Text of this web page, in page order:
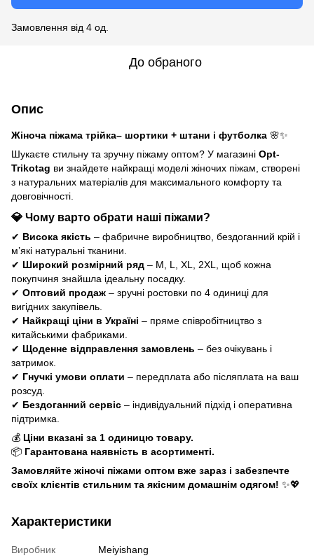
Замовлення від 4 од.
До обраного
Опис
Жіноча піжама трійка– шортики + штани і футболка 🌸✨
Шукаєте стильну та зручну піжаму оптом? У магазині Opt-
Trikotag ви знайдете найкращі моделі жіночих піжам, створені
з натуральних матеріалів для максимального комфорту та
довговічності.
💎 Чому варто обрати наші піжами?
✔ Висока якість – фабричне виробництво, бездоганний крій і
м’які натуральні тканини.
✔ Широкий розмірний ряд – M, L, XL, 2XL, щоб кожна
покупчиня знайшла ідеальну посадку.
✔ Оптовий продаж – зручні ростовки по 4 одиниці для
вигідних закупівель.
✔ Найкращі ціни в Україні – пряме співробітництво з
китайськими фабриками.
✔ Щоденне відправлення замовлень – без очікувань і
затримок.
✔ Гнучкі умови оплати – передплата або післяплата на ваш
розсуд.
✔ Бездоганний сервіс – індивідуальний підхід і оперативна
підтримка.
💰 Ціни вказані за 1 одиницю товару.
📦 Гарантована наявність в асортименті.
Замовляйте жіночі піжами оптом вже зараз і забезпечте
своїх клієнтів стильним та якісним домашнім одягом! ✨💖
Характеристики
Виробник
Meiyishang